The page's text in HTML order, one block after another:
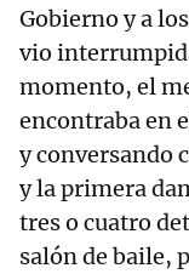
Gobierno y a
vio
momento, el
encontraba en
y conversando
y la primera
tres o cuatro
salón de baile,